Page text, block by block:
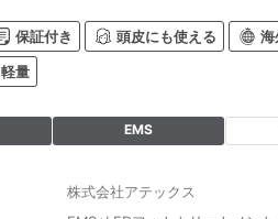
保証付き 頭皮にも使える 海
軽量
EMS
株式会社アテックス